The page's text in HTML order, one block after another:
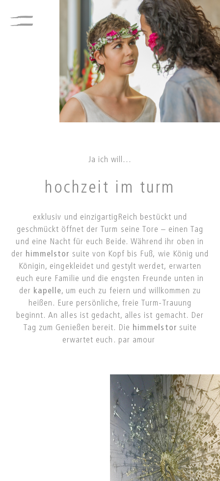
Ja ich will…
hochzeit im turm
exklusiv und einzigartig Reich bestückt und
geschmückt öffnet der Turm seine Tore – einen Tag
und eine Nacht für euch Beide. Während ihr oben in
der himmelstor suite von Kopf bis Fuß, wie König und
Königin, eingekleidet und gestylt werdet, erwarten
euch eure Familie und die engsten Freunde unten in
der kapelle, um euch zu feiern und willkommen zu
heißen. Eure persönliche, freie Turm-Trauung
beginnt.An alles ist gedacht, alles ist gemacht. Der
Tag zum Genießen bereit. Die himmelstor suite
erwartet euch. par amour